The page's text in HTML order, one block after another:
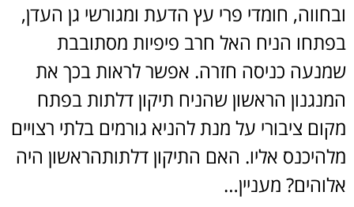
ובחווה, חומדי פרי עץ הדעת ומגורשי גן העדן,
בפתחו הניח האל חרב פיפיות מסתובבת
שמנעה כניסה חזרה. אפשר לראות בכך את
המנגנון הראשון שהניח תיקון דלתות בפתח
מקום ציבורי על מנת להניא גורמים בלתי רצויים
מלהיכנס אליו. האם התיקון דלתותהראשון היה
אלוהים? מעניין…